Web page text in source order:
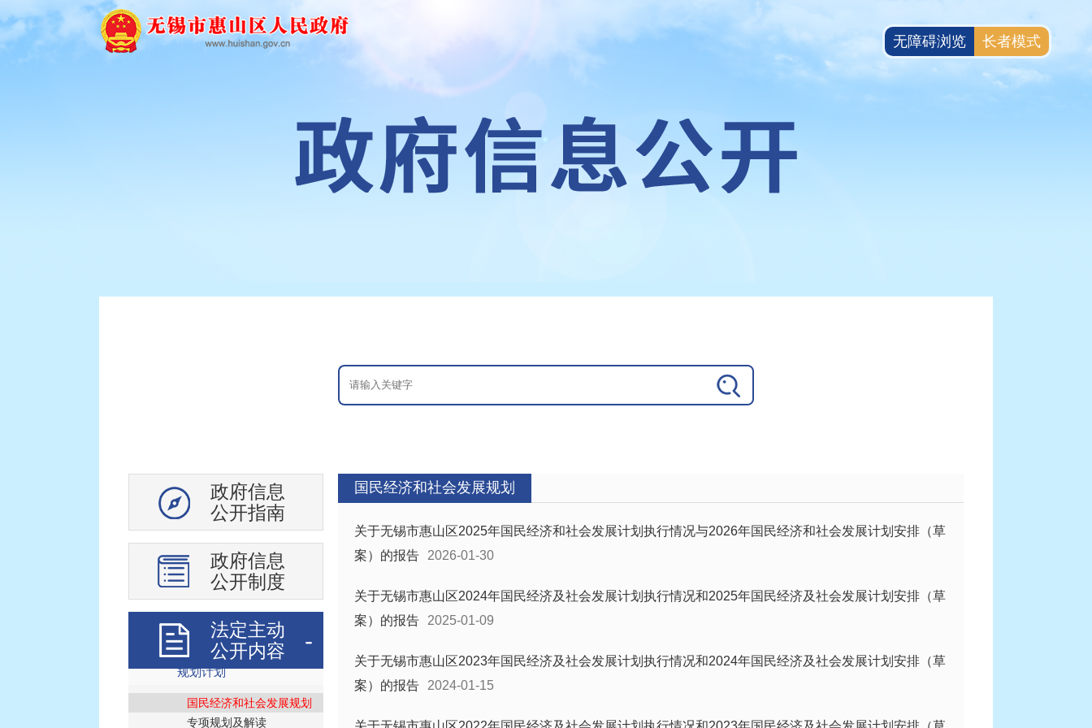
政府信息
公开指南
政府信息
公开制度
法定主动
公开内容
地区概况
政策文件
重大会议
人事信息
财政信息
统计信息
规划计划
国民经济和社会发展规划
专项规划及解读
国民经济和社会发展规划
关于无锡市惠山区2025年国民经济和社会发展计划执行情况与2026年国民经济和社会发展计划安排（草
案）的报告
2026-01-30
关于无锡市惠山区2024年国民经济及社会发展计划执行情况和2025年国民经济及社会发展计划安排（草
案）的报告
2025-01-09
关于无锡市惠山区2023年国民经济及社会发展计划执行情况和2024年国民经济及社会发展计划安排（草
案）的报告
2024-01-15
无障碍浏览 长者模式